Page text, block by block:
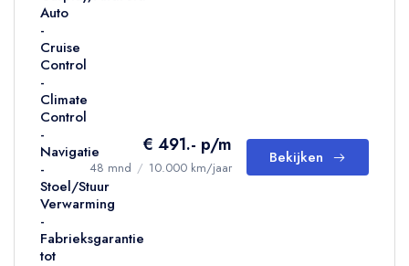
Auto
-
Cruise
Control
-
Climate
Control
-
Navigatie
-
Stoel/Stuur
Verwarming
-
Fabrieksgarantie
tot
€ 491.- p/m
48 mnd / 10.000 km/jaar
Bekijken